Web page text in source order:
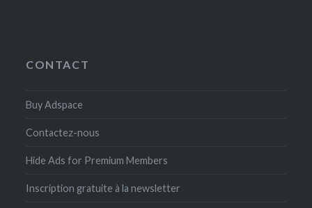
CONTACT
Buy Adspace
Contactez-nous
Hide Ads for Premium Members
Inscription gratuite à la newsletter